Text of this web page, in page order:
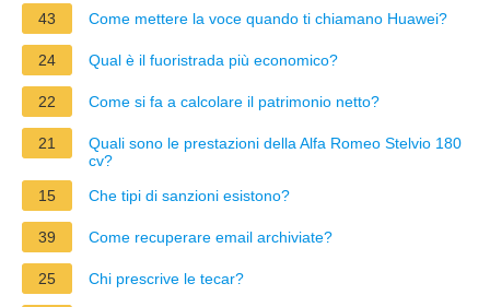
43 Come mettere la voce quando ti chiamano Huawei?
24 Qual è il fuoristrada più economico?
22 Come si fa a calcolare il patrimonio netto?
21
Quali sono le prestazioni della Alfa Romeo Stelvio 180
cv?
15
Che tipi di sanzioni esistono?
39 Come recuperare email archiviate?
25 Chi prescrive le tecar?